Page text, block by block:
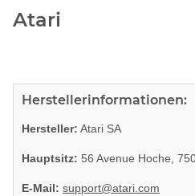
Atari
Herstellerinformationen:
Hersteller: Atari SA
Hauptsitz: 56 Avenue Hoche,
E-Mail: support@atari.com